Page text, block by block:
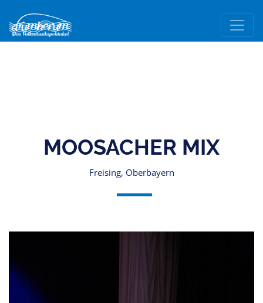
MOOSACHER MIX
Freising, Oberbayern